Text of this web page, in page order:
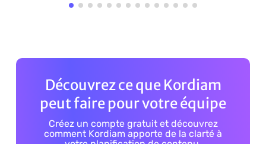
Découvrez ce que Kordiam
peut faire pour votre équipe
Créez un compte gratuit et découvrez
comment Kordiam apporte de la clarté à